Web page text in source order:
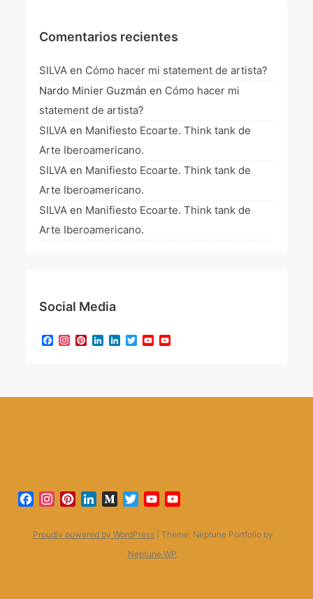
Fundación Colombia
Comentarios recientes
SILVA en Cómo hacer mi statement de artista?
Nardo Minier Guzmán en Cómo hacer mi
statement de artista?
SILVA en Manifiesto Ecoarte. Think tank de
Arte Iberoamericano.
SILVA en Manifiesto Ecoarte. Think tank de
Arte Iberoamericano.
SILVA en Manifiesto Ecoarte. Think tank de
Arte Iberoamericano.
Social Media
Facebook
Instagram
Pinterest
LinkedIn
LinkedIn
TwitterYouTube
Facebook
Instagram
PinterestLinkedInMediumTwitterYouTube
Proudly powered by WordPress
Theme: Neptune Portfolio by
Neptune WP.